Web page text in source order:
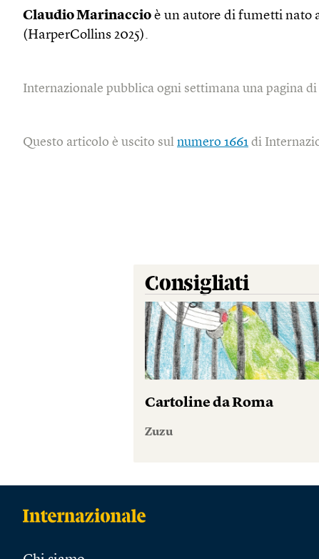
Claudio Marinaccio è un autore di fumetti nato
(HarperCollins 2025).
Internazionale pubblica ogni settimana una pagina
Questo articolo è uscito sul numero 1661 di
Consigliati
Cartoline da Roma
Zuzu